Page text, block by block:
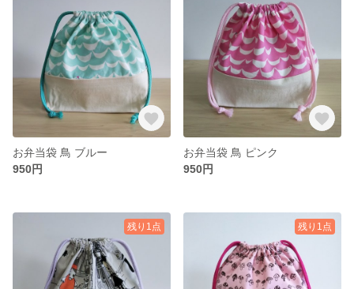
お弁当袋 鳥 ブルー
950円
お弁当袋 鳥 ピンク
950円
残り1点 残り1点